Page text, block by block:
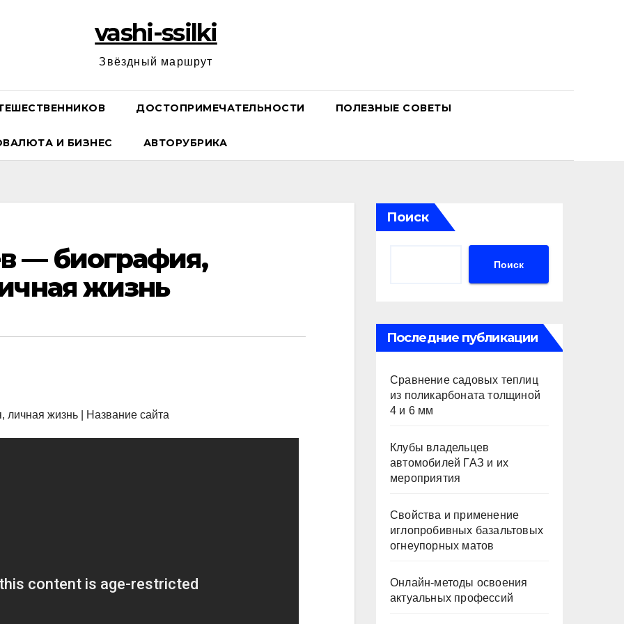
vashi-ssilki
Звёздный маршрут
ДОСТОПРИМЕЧАТЕЛЬНОСТИ ПОЛЕЗНЫЕ СОВЕТЫ
И БИЗНЕС АВТОРУБРИКА
— биография,
жизнь
Поиск
Поиск
Последние публикации
Сравнение садовых теплиц
из поликарбоната толщиной
4 и 6 мм
Клубы владельцев
автомобилей ГАЗ и их
мероприятия
Свойства и применение
иглопробивных базальтовых
огнеупорных матов
Онлайн-методы освоения
актуальных профессий